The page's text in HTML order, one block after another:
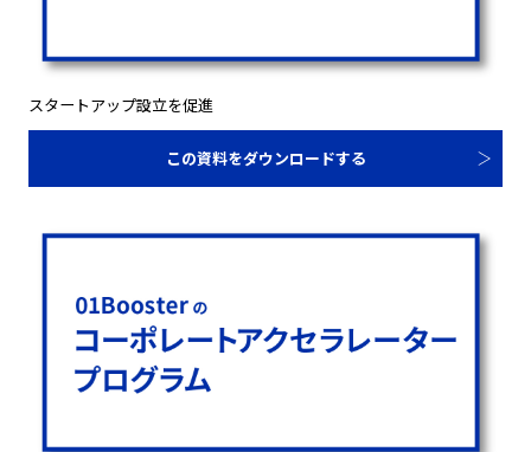
スタートアップ設立を促進
この資料をダウンロードする